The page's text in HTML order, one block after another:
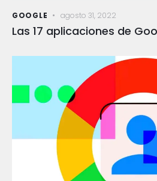
GOOGLE agosto 31, 2022
Las 17 aplicaciones de